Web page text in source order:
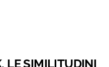
LE SIMILITUDINI